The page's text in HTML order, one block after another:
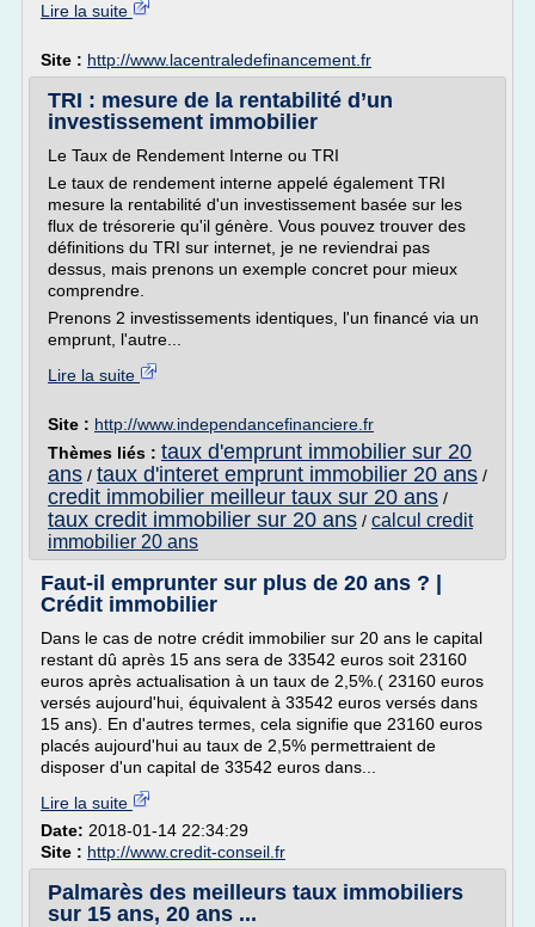
Lire la suite
Site : http://www.lacentraledefinancement.fr
TRI : mesure de la rentabilité d’un
investissement immobilier
Le Taux de Rendement Interne ou TRI
Le taux de rendement interne appelé également TRI
mesure la rentabilité d'un investissement basée sur les
flux de trésorerie qu'il génère. Vous pouvez trouver des
définitions du TRI sur internet, je ne reviendrai pas
dessus, mais prenons un exemple concret pour mieux
comprendre.
Prenons 2 investissements identiques, l'un financé via un
emprunt, l'autre...
Lire la suite
Site : http://www.independancefinanciere.fr
Thèmes liés : taux d'emprunt immobilier sur 20
ans / taux d'interet emprunt immobilier 20 ans /
credit immobilier meilleur taux sur 20 ans /
taux credit immobilier sur 20 ans / calcul credit
immobilier 20 ans
Faut-il emprunter sur plus de 20 ans ? |
Crédit immobilier
Dans le cas de notre crédit immobilier sur 20 ans le capital
restant dû après 15 ans sera de 33542 euros soit 23160
euros après actualisation à un taux de 2,5%.( 23160 euros
versés aujourd'hui, équivalent à 33542 euros versés dans
15 ans). En d'autres termes, cela signifie que 23160 euros
placés aujourd'hui au taux de 2,5% permettraient de
disposer d'un capital de 33542 euros dans...
Lire la suite
Date: 2018-01-14 22:34:29
Site : http://www.credit-conseil.fr
Palmarès des meilleurs taux immobiliers
sur 15 ans, 20 ans ...